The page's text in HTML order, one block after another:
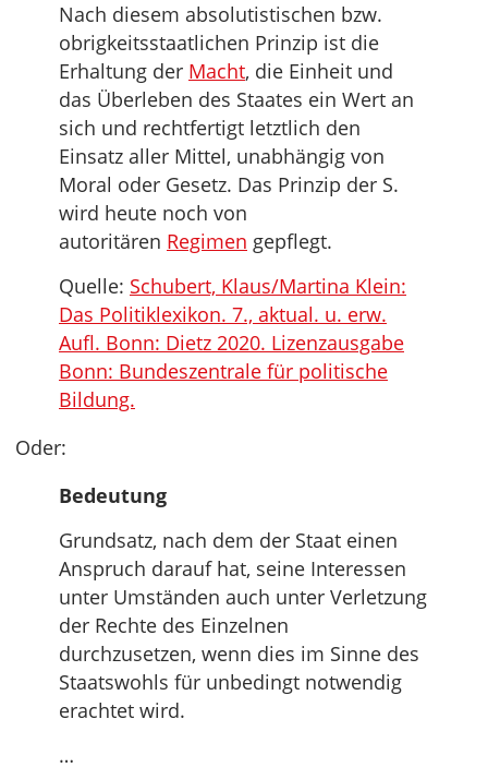
Nach diesem absolutistischen bzw.
obrigkeitsstaatlichen Prinzip ist die
Erhaltung der Macht, die Einheit und
das Überleben des Staates ein Wert an
sich und rechtfertigt letztlich den
Einsatz aller Mittel, unabhängig von
Moral oder Gesetz. Das Prinzip der S.
wird heute noch von
autoritären Regimen gepflegt.
Quelle: Schubert, Klaus/Martina Klein:
Das Politiklexikon. 7., aktual. u. erw.
Aufl. Bonn: Dietz 2020. Lizenzausgabe
Bonn: Bundeszentrale für politische
Bildung.
Oder:
Bedeutung
Grundsatz, nach dem der Staat einen
Anspruch darauf hat, seine Interessen
unter Umständen auch unter Verletzung
der Rechte des Einzelnen
durchzusetzen, wenn dies im Sinne des
Staatswohls für unbedingt notwendig
erachtet wird.
…